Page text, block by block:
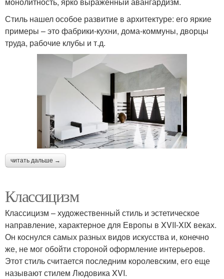
Стиль нашел особое развитие в архитектуре: его яркие
примеры – это фабрики-кухни, дома-коммуны, дворцы
труда, рабочие клубы и т.д.
читать дальше →
Классицизм
Классицизм – художественный стиль и эстетическое
направление, характерное для Европы в XVII-XIX веках.
Он коснулся самых разных видов искусства и, конечно
же, не мог обойти стороной оформление интерьеров.
Этот стиль считается последним королевским, его еще
называют стилем Людовика XVI.